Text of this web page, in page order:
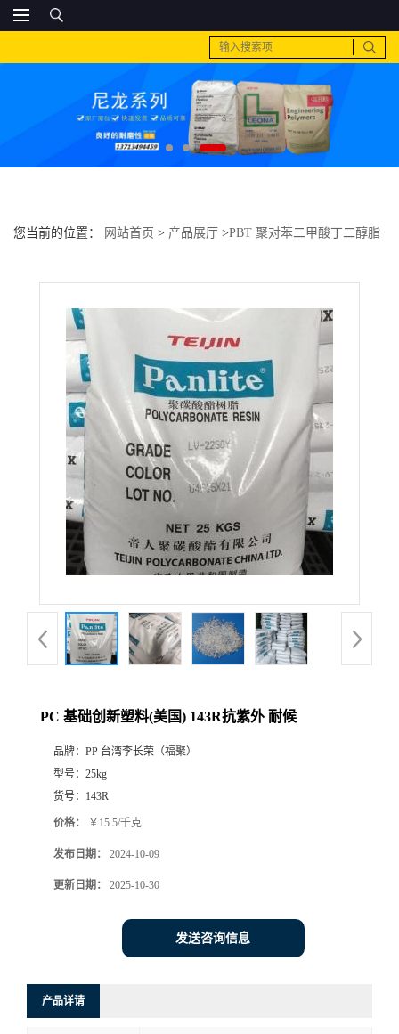
您当前的位置： 网站首页 > 产品展厅 >PBT 聚对苯二甲酸丁二醇脂
PC 基础创新塑料(美国) 143R抗紫外 耐候
品牌： PP 台湾李长荣（福聚）
型号： 25kg
货号： 143R
价格： ￥15.5/千克
发布日期： 2024-10-09
更新日期： 2025-10-30
发送咨询信息
产品详请